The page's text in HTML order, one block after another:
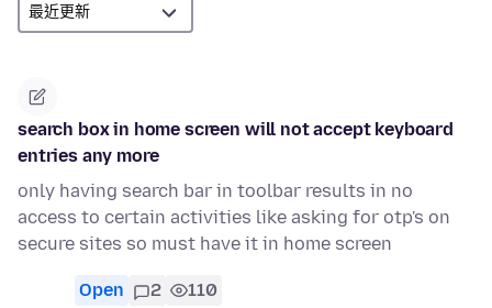
search box in home screen will not accept keyboard
entries any more
only having search bar in toolbar results in no
access to certain activities like asking for otp's on
secure sites so must have it in home screen
Open 2 110